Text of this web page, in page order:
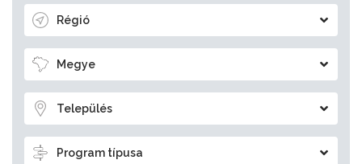
Régió
Megye
Település
Program típusa